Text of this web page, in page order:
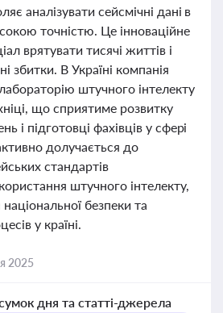
аналізувати сейсмічні дані в
точністю. Це інноваційне
врятувати тисячі життів і
збитки. В Україні компанія
штучного інтелекту
що сприятиме розвитку
і підготовці фахівців у сфері
долучається до
стандартів
штучного інтелекту,
безпеки та
у країні.
2025
дня та статті-джерела